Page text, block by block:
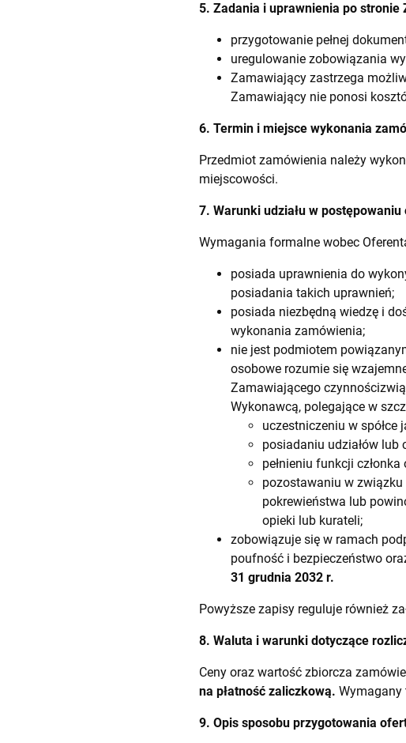
5. Zadania i uprawnienia po stronie
przygotowanie pełnej
uregulowanie zobowiązania
Zamawiający zastrzega
Zamawiający nie ponosi
6. Termin i miejsce wykonania
Przedmiot zamówienia należy
miejscowości.
7. Warunki udziału w
Wymagania formalne wobec
posiada uprawnienia do
posiadania takich uprawnień;
posiada niezbędną wiedzę i
wykonania zamówienia;
nie jest podmiotem
osobowe rozumie się
Zamawiającego
Wykonawcą, polegające w
uczestniczeniu w spółce
posiadaniu udziałów lub
pełnieniu funkcji
pozostawaniu w
pokrewieństwa lub
opieki lub kurateli;
zobowiązuje się w ramach
poufność i bezpieczeństwo
31 grudnia 2032 r.
Powyższe zapisy reguluje również
8. Waluta i warunki dotyczące
Ceny oraz wartość zbiorcza
na płatność zaliczkową. Wymagany
9. Opis sposobu przygotowania